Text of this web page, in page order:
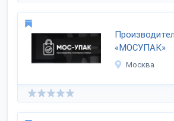
«МОСУПАК»
Москва